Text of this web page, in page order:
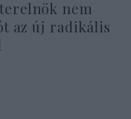
nem
az új radikális